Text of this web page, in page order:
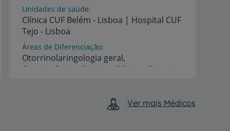
Unidades de saúde
Clínica CUF Belém - Lisboa | Hospital CUF
Tejo - Lisboa
Áreas de Diferenciação
Otorrinolaringologia geral,
Otorrinolaringologia pediátrica, Cirurgia
Ver mais Médicos